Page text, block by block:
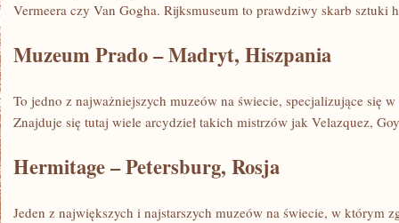
Vermeera czy Van⁣ Gogha. Rijksmuseum to prawdziwy skarb ⁤sztuki
Muzeum Prado – ‍Madryt, ‍Hiszpania
To jedno‍ z najważniejszych muzeów na świecie, specjalizujące się
Znajduje się tutaj wiele arcydzieł takich mistrzów jak Velazquez,
Hermitage​ – Petersburg, Rosja
Jeden z największych i najstarszych muzeów na świecie, w⁣ którym